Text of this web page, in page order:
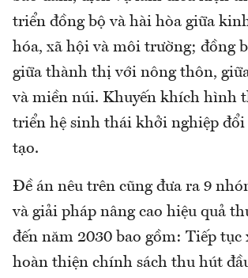
triển đồng bộ và hài hòa giữa
hóa, xã hội và môi trường; đồng
giữa thành thị với nông thôn,
và miền núi. Khuyến khích hình
triển hệ sinh thái khởi nghiệp đổi
tạo.
Đề án nêu trên cũng đưa ra 9
và giải pháp nâng cao hiệu quả
đến năm 2030 bao gồm: Tiếp tục
hoàn thiện chính sách thu hút